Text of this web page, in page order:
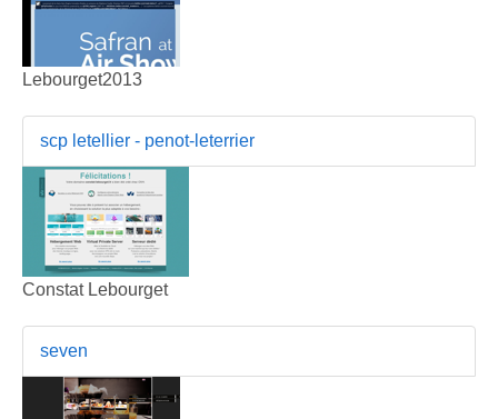
Lebourget2013
scp letellier - penot-leterrier
Constat Lebourget
seven